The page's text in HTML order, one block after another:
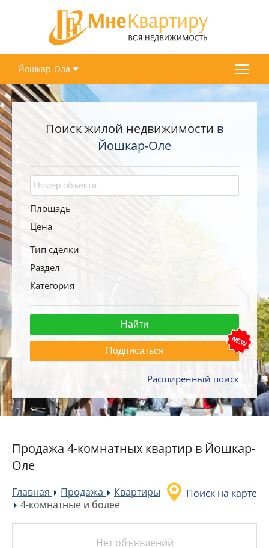
Йошкар-Ола
Поиск жилой недвижимости в
Йошкар-Оле
Площадь
Цена
Тип сделки
Раздел
Категория
Подписаться
Расширенный поиск
Продажа 4-комнатных квартир в Йошкар-
Оле
Поиск на карте
Главная »Продажа »Квартиры
»
4-комнатные и более
Нет объявлений